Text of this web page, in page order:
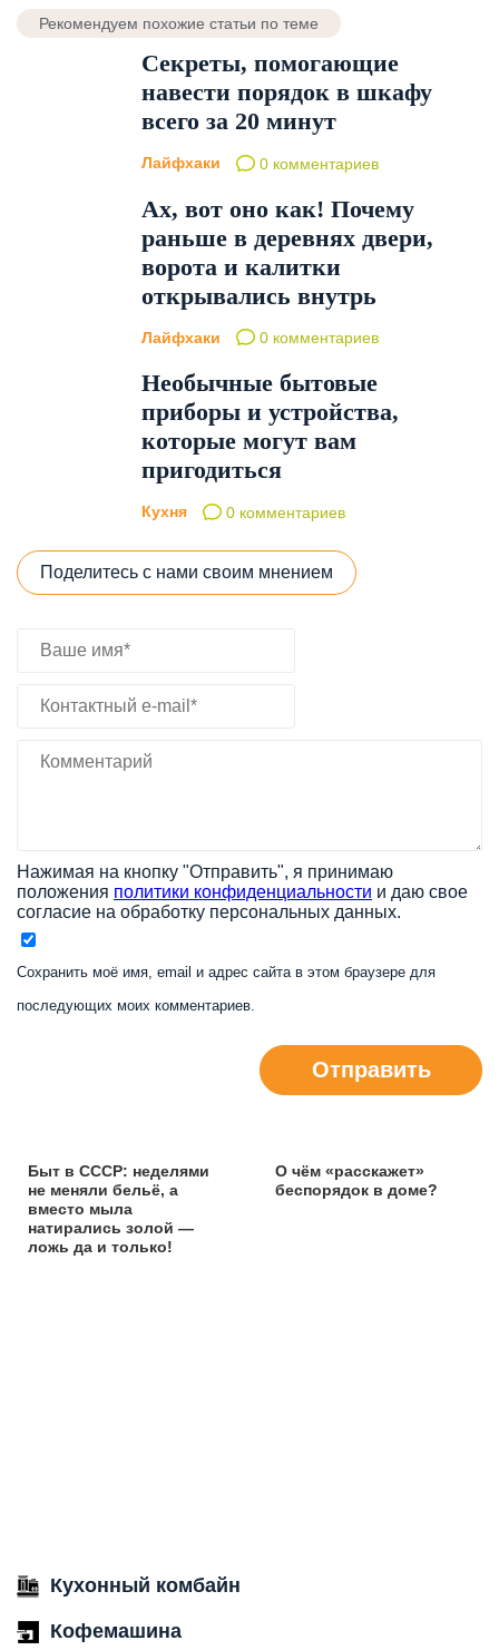
Рекомендуем похожие статьи по теме
Секреты, помогающие
навести порядок в шкафу
всего за 20 минут
Лайфхаки 0 комментариев
Ах, вот оно как! Почему
раньше в деревнях двери,
ворота и калитки
открывались внутрь
Лайфхаки 0 комментариев
Необычные бытовые
приборы и устройства,
которые могут вам
пригодиться
Кухня 0 комментариев
Поделитесь с нами своим мнением
Нажимая на кнопку "Отправить", я принимаю
положения политики конфиденциальности и даю свое
согласие на обработку персональных данных.
Сохранить моё имя, email и адрес сайта в этом браузере для
последующих моих комментариев.
Отправить
Быт в СССР: неделями
не меняли бельё, а
вместо мыла
натирались золой —
ложь да и только!
О чём «расскажет»
беспорядок в доме?
Кухонный комбайн
Кофемашина